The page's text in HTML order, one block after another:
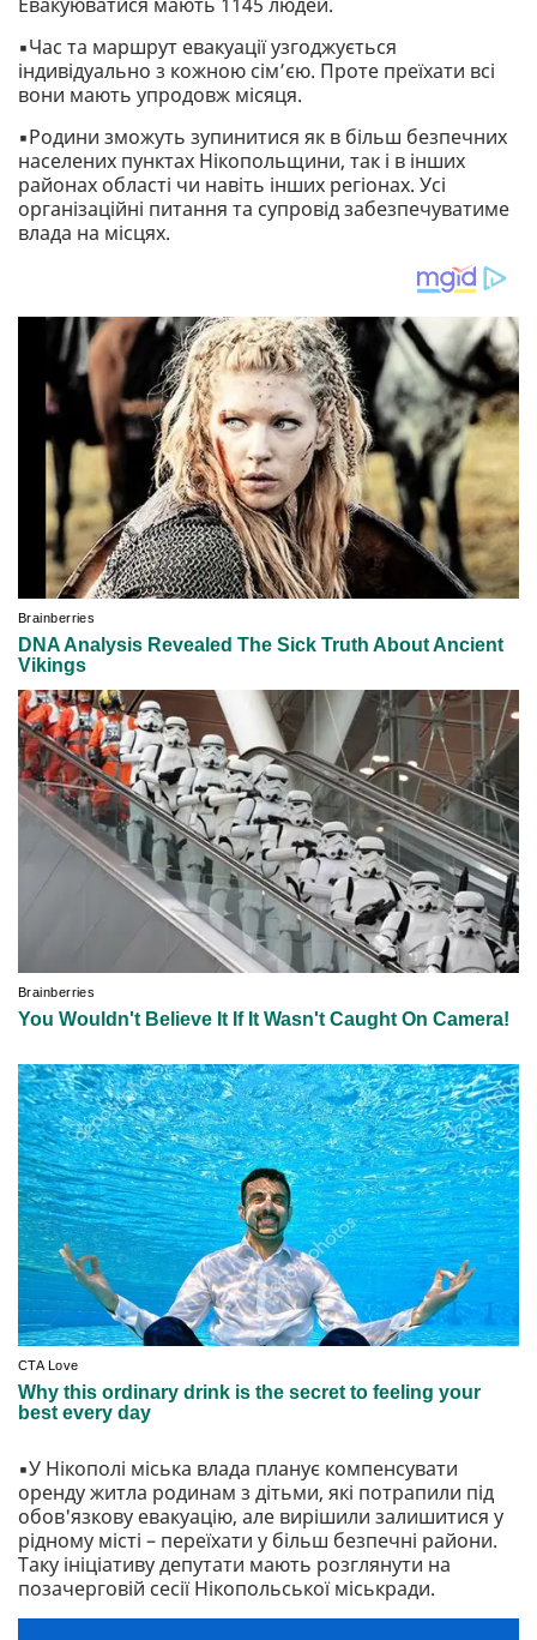
Евакуюватися мають 1145 людей.
▪️Час та маршрут евакуації узгоджується
індивідуально з кожною сім’єю. Проте преїхати всі
вони мають упродовж місяця.
▪️Родини зможуть зупинитися як в більш безпечних
населених пунктах Нікопольщини, так і в інших
районах області чи навіть інших регіонах. Усі
організаційні питання та супровід забезпечуватиме
влада на місцях.
▪️У Нікополі міська влада планує компенсувати
оренду житла родинам з дітьми, які потрапили під
обов'язкову евакуацію, але вирішили залишитися у
рідному місті – переїхати у більш безпечні райони.
Таку ініціативу депутати мають розглянути на
позачерговій сесії Нікопольської міськради.